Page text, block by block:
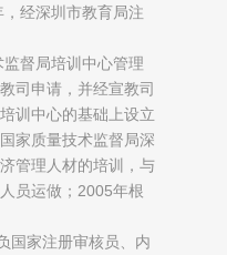
经深圳市教育局注
督局培训中心管理
司申请，并经宣教司
训中心的基础上设立
家质量技术监督局深
管理人材的培训，与
员运做；2005年根
国家注册审核员、内